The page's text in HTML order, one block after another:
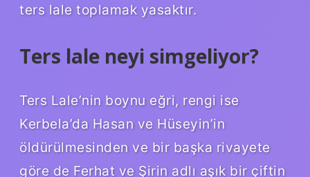
ters lale toplamak yasaktır.
Ters lale neyi simgeliyor?
Ters Lale’nin boynu eğri, rengi ise
Kerbela’da Hasan ve Hüseyin’in
öldürülmesinden ve bir başka rivayete
göre de Ferhat ve Şirin adlı aşık bir çiftin